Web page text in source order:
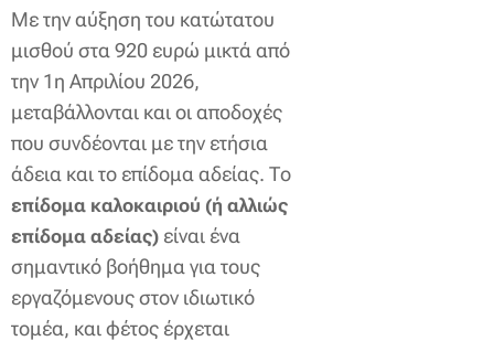
Με την αύξηση του κατώτατου
μισθού στα 920 ευρώ μικτά από
την 1η Απριλίου 2026,
μεταβάλλονται και οι αποδοχές
που συνδέονται με την ετήσια
άδεια και το επίδομα αδείας. Το
επίδομα καλοκαιριού (ή αλλιώς
επίδομα αδείας) είναι ένα
σημαντικό βοήθημα για τους
εργαζόμενους στον ιδιωτικό
τομέα, και φέτος έρχεται